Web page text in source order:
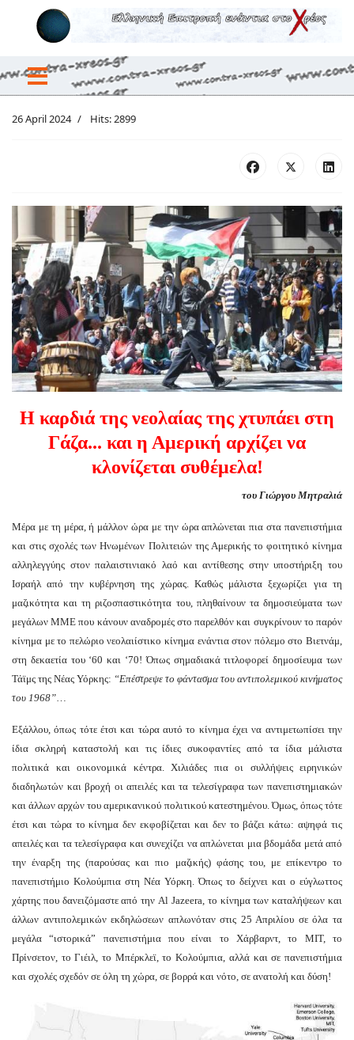
26 April 2024 Hits: 2899
Η καρδιά της νεολαίας της χτυπάει στη
Γάζα... και η Αμερική αρχίζει να
κλονίζεται συθέμελα!
του Γιώργου Μητραλιά
Μέρα με τη μέρα, ή μάλλον ώρα με την ώρα απλώνεται πια στα πανεπιστήμια
και στις σχολές των Ηνωμένων Πολιτειών της Αμερικής το φοιτητικό κίνημα
αλληλεγγύης στον παλαιστινιακό λαό και αντίθεσης στην υποστήριξη του
Ισραήλ από την κυβέρνηση της χώρας. Καθώς μάλιστα ξεχωρίζει για τη
μαζικότητα και τη ριζοσπαστικότητα του, πληθαίνουν τα δημοσιεύματα των
μεγάλων ΜΜΕ που κάνουν αναδρομές στο παρελθόν και συγκρίνουν το παρόν
κίνημα με το πελώριο νεολαιίστικο κίνημα ενάντια στον πόλεμο στο Βιετνάμ,
στη δεκαετία του ‘60 και ‘70! Όπως σημαδιακά τιτλοφορεί δημοσίευμα των
Τάϊμς της Νέας Υόρκης: “Επέστρεψε το φάντασμα του αντιπολεμικού κινήματος
του 1968”
Εξάλλου, όπως τότε έτσι και τώρα αυτό το κίνημα έχει να αντιμετωπίσει την
ίδια σκληρή καταστολή και τις ίδιες συκοφαντίες από τα ίδια μάλιστα
πολιτικά και οικονομικά κέντρα. Χιλιάδες πια οι συλλήψεις ειρηνικών
διαδηλωτών και βροχή οι απειλές και τα τελεσίγραφα των πανεπιστημιακών
και άλλων αρχών του αμερικανικού πολιτικού κατεστημένου. Όμως, όπως τότε
έτσι και τώρα το κίνημα δεν εκφοβίζεται και δεν το βάζει κάτω: αψηφά τις
απειλές και τα τελεσίγραφα και συνεχίζει να απλώνεται μια βδομάδα μετά από
την έναρξη της (παρούσας και πιο μαζικής) φάσης του, με επίκεντρο το
πανεπιστήμιο Κολούμπια στη Νέα Υόρκη. Όπως το δείχνει και ο εύγλωττος
χάρτης που δανειζόμαστε από την Al Jazeera, το κίνημα των καταλήψεων και
άλλων αντιπολεμικών εκδηλώσεων απλωνόταν στις 25 Απριλίου σε όλα τα
μεγάλα “ιστορικά” πανεπιστήμια που είναι το Χάρβαρντ, το ΜΙΤ, το
Πρίνσετον, το Γιέιλ, το Μπέρκλεϊ, το Κολούμπια, αλλά και σε πανεπιστήμια
και σχολές σχεδόν σε όλη τη χώρα, σε βορρά και νότο, σε ανατολή και δύση!